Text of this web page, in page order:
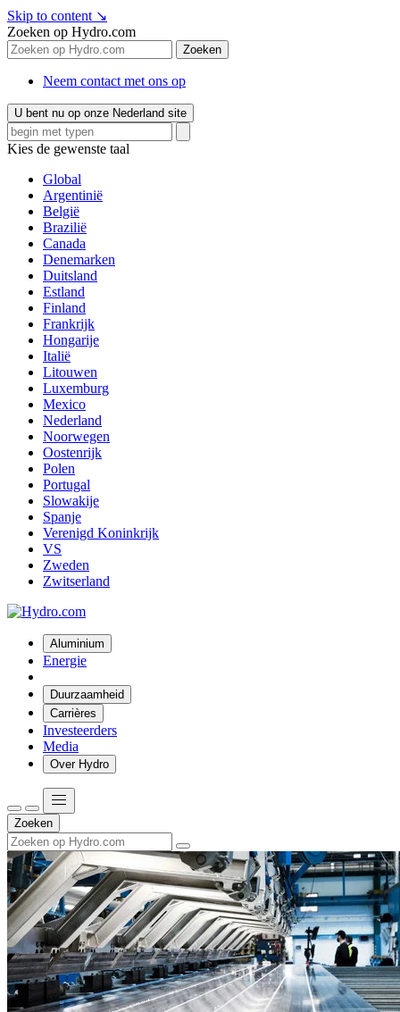
Skip to content ↘
Zoeken op Hydro.com
Zoeken
Neem contact met ons op
U bent nu op onze Nederland site
Kies de gewenste taal
Global
Argentinië
België
Brazilië
Canada
Denemarken
Duitsland
Estland
Finland
Frankrijk
Hongarije
Italië
Litouwen
Luxemburg
Mexico
Nederland
Noorwegen
Oostenrijk
Polen
Portugal
Slowakije
Spanje
Verenigd Koninkrijk
VS
Zweden
Zwitserland
Aluminium
Energie
Duurzaamheid
Carrières
Investeerders
Media
Over Hydro
Zoeken